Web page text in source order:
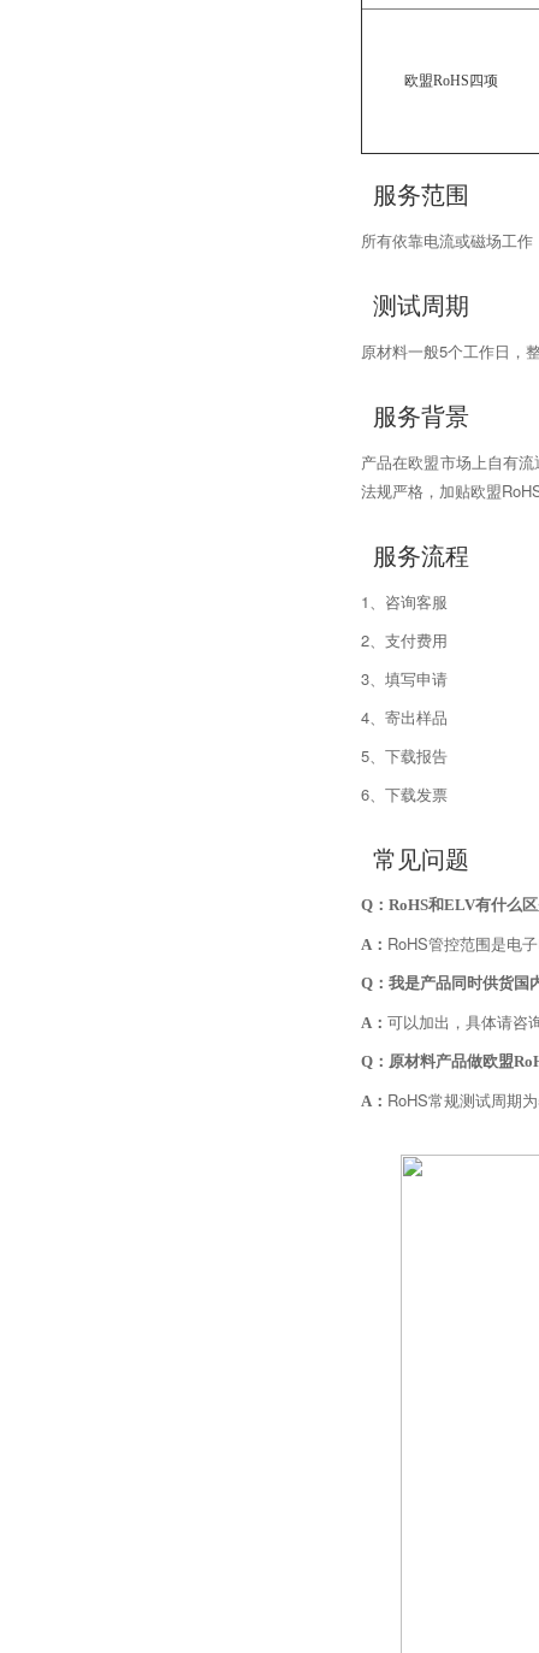
欧盟RoHS四项
服务范围
所有依靠电流或磁场工
测试周期
原材料一般5个工作日，
服务背景
产品在欧盟市场上自有
法规严格，加贴欧盟
服务流程
1、咨询客服
2、支付费用
3、填写申请
4、寄出样品
5、下载报告
6、下载发票
常见问题
Q：RoHS和ELV有什么
A： RoHS管控范围是电
Q：我是产品同时供货国
A： 可以加出，具体请咨
Q：原材料产品做欧盟
A： RoHS常规测试周期